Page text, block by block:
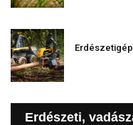
Erdészeti,